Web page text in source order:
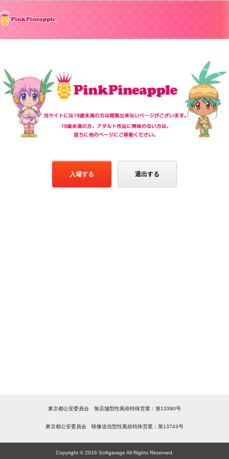
入場する 退出する
東京都公安委員会 無店舗型性風俗特殊営業：第13390号
東京都公安委員会 映像送信型性風俗特殊営業：第13743号
Copyright © 2016 Softgarage All Rights Reserved.